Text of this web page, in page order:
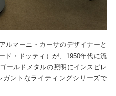
ルマーニ・カーサのデザイナーと
ド・ドッティ）が、1950年代に流
ールドメタルの照明にインスピレ
ントなライティングシリーズで